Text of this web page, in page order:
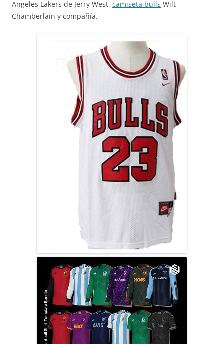
Angeles Lakers de Jerry West, camiseta bulls Wilt
Chamberlain y compañía.